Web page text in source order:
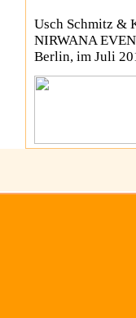
Usch Schmitz &
NIRWANA
Berlin, im Juli